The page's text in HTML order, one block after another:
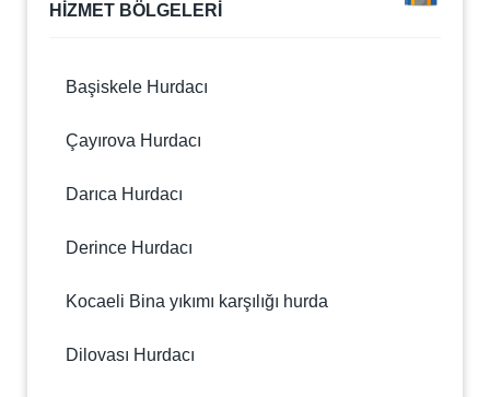
HİZMET BÖLGELERİ
Başiskele Hurdacı
Çayırova Hurdacı
Darıca Hurdacı
Derince Hurdacı
Kocaeli Bina yıkımı karşılığı hurda
Dilovası Hurdacı